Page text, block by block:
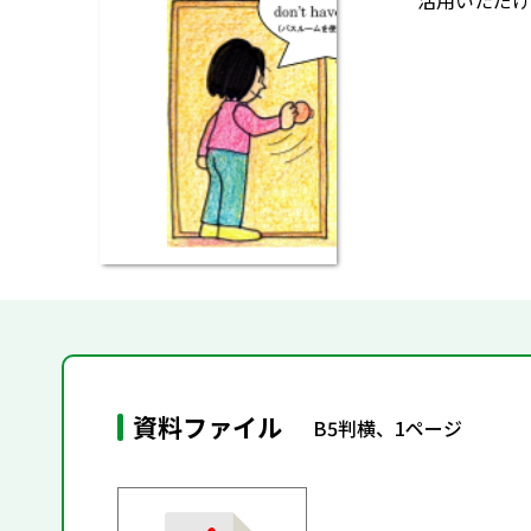
資料ファイル B5判横、1ページ